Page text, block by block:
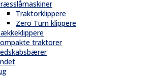
Traktorklippere
Zero Turn klippere
traktorer